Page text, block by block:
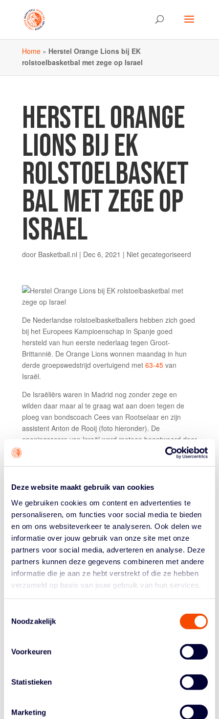
Deze website maakt gebruik van cookies
We gebruiken cookies om content en advertenties te
personaliseren, om functies voor social media te bieden
en om ons websiteverkeer te analyseren. Ook delen we
informatie over jouw gebruik van onze site met onze
partners voor social media, adverteren en analyse. Deze
partners kunnen deze gegevens combineren met andere
informatie die je aan ze hebt verstrekt of die ze hebben
verzameld op basis van jouw gebruik van hun services.
Noodzakelijk
Voorkeuren
Statistieken
Marketing
Home» Herstel Orange Lions bij EK
rolstoelbasketbal met zege op Israel
HERSTEL ORANGE
LIONS BIJ EK
ROLSTOELBASKET
BAL MET ZEGE OP
ISRAEL
door Basketball.nl | Dec 6, 2021 | Niet gecategoriseerd
De Nederlandse rolstoelbasketballers hebben zich goed
bij het Europees Kampioenschap in Spanje goed
hersteld van hun eerste nederlaag tegen Groot-
Brittannië. De Orange Lions wonnen maandag in hun
derde groepswedstrijd overtuigend met 63-45van
Israël.
De Israëliërs waren in Madrid nog zonder zege en
wilden daar maar al te graag wat aan doen tegen de
ploeg van bondscoach Cees van Rootselaar en zijn
assistent Anton de Rooij (foto hieronder). De
openingsscore van Israël werd meteen beantwoord door
Quinten Zantinge met een driepunter. De
afstandsschoten van Zantinge, Mustafa Korkmaz en
belangrijk onderdeel van het spel van de Orange Lions
Nederland regelmatig succesvol vanachter de
driepuntslijn.
Door een call voor een opzettelijke fout van Korkmaz op
Asael Shabo kwamen de Israëliërs aanvankelijk nog
even terug, maar de Lions sloten het eerste kwart
alsnog af met een 14-9 voorsprong. In het tweede kwart
maakten Mattijs Bellers, Gijs Even en Poggenwisch
De tweede helft speelde Oranje verdedigend zeer sterk,
van Van Rootselaar Israël slechts vier punten toe en
werd het definitieve verschil gemaakt. Alle Nederlandse
(grote foto) en Bellers maakten beiden 12 punten,
waarbij Bellers ook vanaf de vrije worplijn secuur was (4